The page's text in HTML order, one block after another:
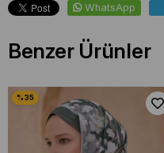
WhatsApp
Benzer Ürünler